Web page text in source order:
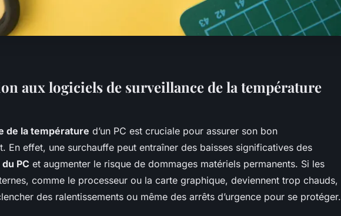
aux logiciels de surveillance de la température
de la température d’un PC est cruciale pour assurer son bon
En effet, une surchauffe peut entraîner des baisses significatives des
PC et augmenter le risque de dommages matériels permanents. Si les
comme le processeur ou la carte graphique, deviennent trop chauds,
des ralentissements ou même des arrêts d’urgence pour se protéger.